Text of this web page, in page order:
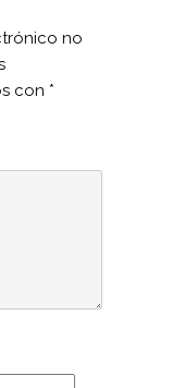
no
con *